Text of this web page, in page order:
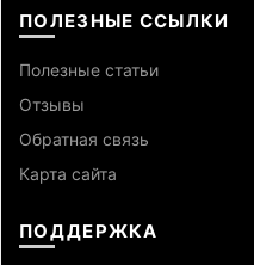
ПОЛЕЗНЫЕ ССЫЛКИ
Полезные статьи
Отзывы
Обратная связь
Карта сайта
ПОДДЕРЖКА